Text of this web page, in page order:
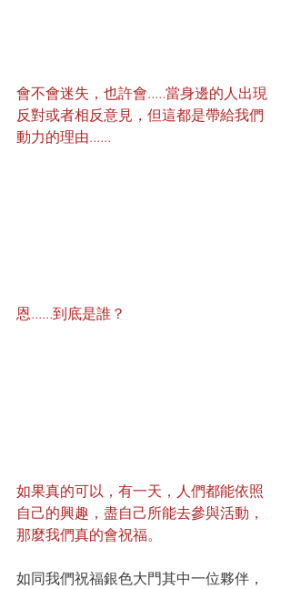
會不會迷失，也許會.....當身邊的人出現
反對或者相反意見，但這都是帶給我們
動力的理由......
恩......到底是誰？
如果真的可以，有一天，人們都能依照
自己的興趣，盡自己所能去參與活動，
那麼我們真的會祝福。
如同我們祝福銀色大門其中一位夥伴，